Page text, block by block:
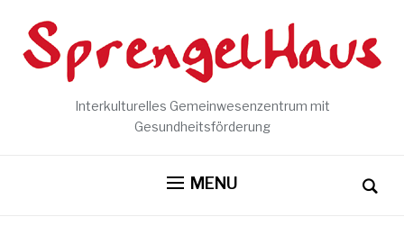
Interkulturelles Gemeinwesenzentrum mit
Gesundheitsförderung
MENU